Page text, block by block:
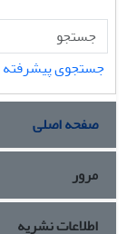
جستجوی پیشرفته
صفحه اصلی
مرور
اطلاعات نشریه